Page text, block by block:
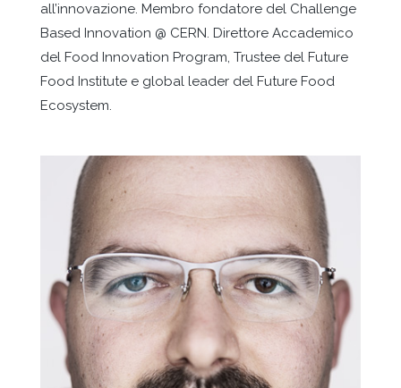
all’innovazione. Membro fondatore del Challenge
Based Innovation @ CERN. Direttore Accademico
del Food Innovation Program, Trustee del Future
Food Institute e global leader del Future Food
Ecosystem.